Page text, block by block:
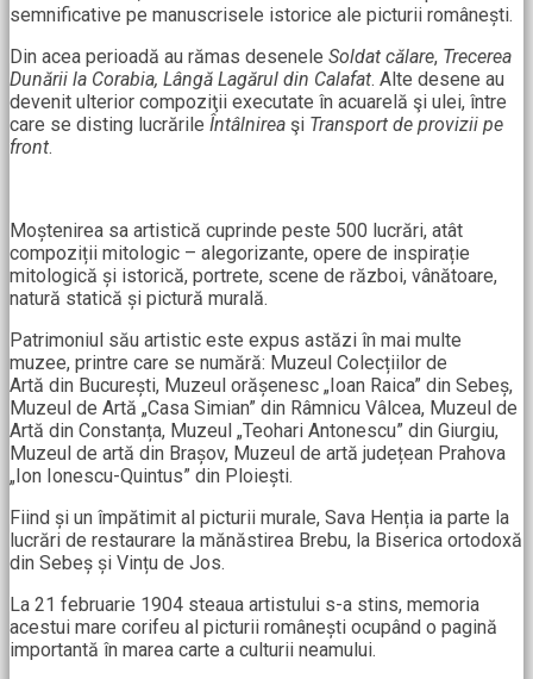
semnificative pe manuscrisele istorice ale picturii românești.
Din acea perioadă au rămas desenele Soldat călare, Trecerea
Dunării la Corabia, Lângă Lagărul din Calafat. Alte desene au
devenit ulterior compoziţii executate în acuarelă şi ulei, între
care se disting lucrările Întâlnirea şi Transport de provizii pe
front.
Moștenirea sa artistică cuprinde peste 500 lucrări, atât
compoziții mitologic – alegorizante, opere de inspirație
mitologică și istorică, portrete, scene de război, vânătoare,
natură statică și pictură murală.
Patrimoniul său artistic este expus astăzi în mai multe
muzee, printre care se numără: Muzeul Colecțiilor de
Artă din București, Muzeul orășenesc „Ioan Raica” din Sebeș,
Muzeul de Artă „Casa Simian” din Râmnicu Vâlcea, Muzeul de
Artă din Constanța, Muzeul „Teohari Antonescu” din Giurgiu,
Muzeul de artă din Brașov, Muzeul de artă județean Prahova
„Ion Ionescu-Quintus” din Ploiești.
Fiind și un împătimit al picturii murale, Sava Henția ia parte la
lucrări de restaurare la mănăstirea Brebu, la Biserica ortodoxă
din Sebeș și Vințu de Jos.
La 21 februarie 1904 steaua artistului s-a stins, memoria
acestui mare corifeu al picturii românești ocupând o pagină
importantă în marea carte a culturii neamului.